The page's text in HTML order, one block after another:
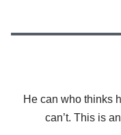
He can who thinks
can’t. This is